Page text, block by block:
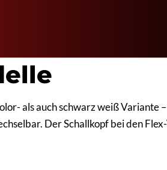
als auch schwarz weiß Variante
Der Schallkopf bei den